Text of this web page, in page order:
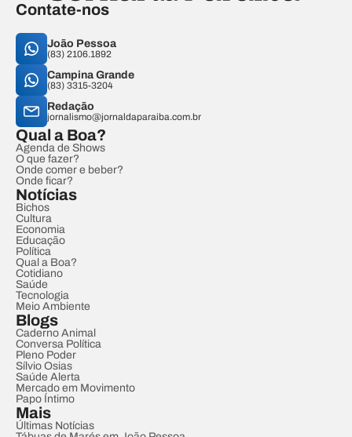
Contate-nos
João Pessoa
(83) 2106.1892
Campina Grande
(83) 3315-3204
Redação
jornalismo@jornaldaparaiba.com.br
Qual a Boa?
Agenda de Shows
O que fazer?
Onde comer e beber?
Onde ficar?
Notícias
Bichos
Cultura
Economia
Educação
Política
Qual a Boa?
Cotidiano
Saúde
Tecnologia
Meio Ambiente
Blogs
Caderno Animal
Conversa Política
Pleno Poder
Sílvio Osias
Saúde Alerta
Mercado em Movimento
Papo Íntimo
Mais
Últimas Notícias